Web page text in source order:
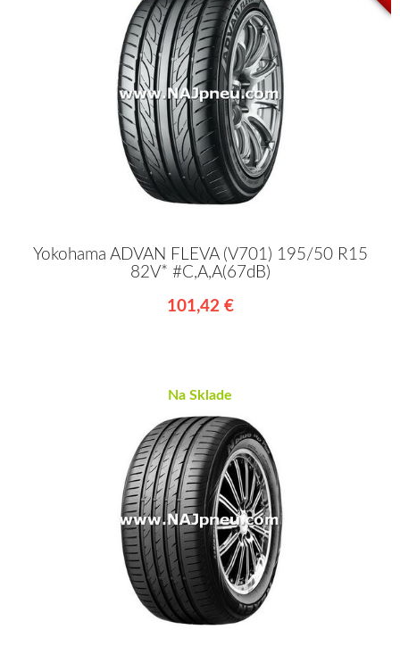
Yokohama ADVAN FLEVA (V701) 195/50 R15
82V* #C,A,A(67dB)
101,42 €
Na Sklade